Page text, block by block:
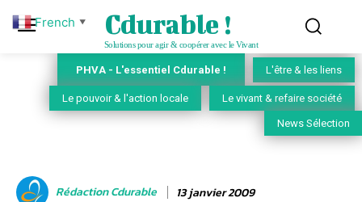
Cdurable !
Solutions pour agir & coopérer avec le Vivant
PHVA - L'essentiel Cdurable ! L'être & les liens
Le pouvoir & l'action locale Le vivant & refaire société
News Sélection
Rédaction Cdurable 13 janvier 2009
French ▼